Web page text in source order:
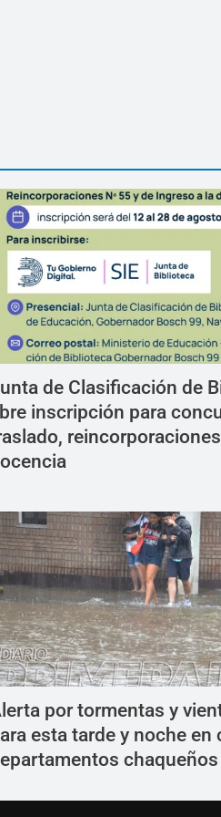
de Clasificación de
inscripción para
por tormentas y
esta tarde y noche en
chaqueños